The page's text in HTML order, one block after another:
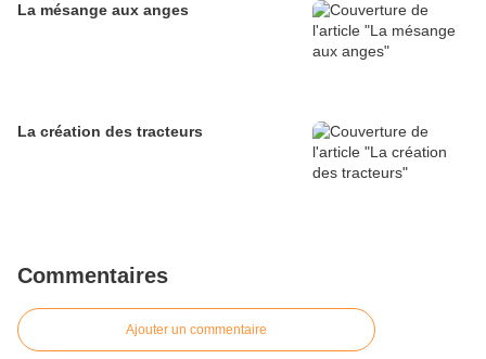
La mésange aux anges
La création des tracteurs
Commentaires
Ajouter un commentaire